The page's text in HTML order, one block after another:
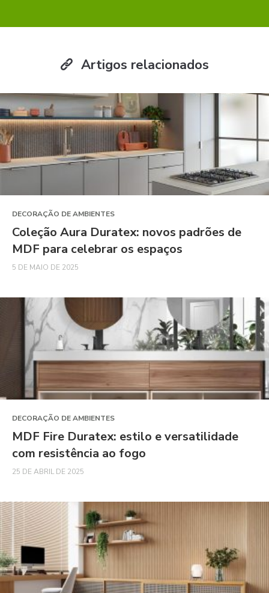
Artigos relacionados
DECORAÇÃO DE AMBIENTES
Coleção Aura Duratex: novos padrões de
MDF para celebrar os espaços
5 DE MAIO DE 2025
DECORAÇÃO DE AMBIENTES
MDF Fire Duratex: estilo e versatilidade
com resistência ao fogo
25 DE ABRIL DE 2025